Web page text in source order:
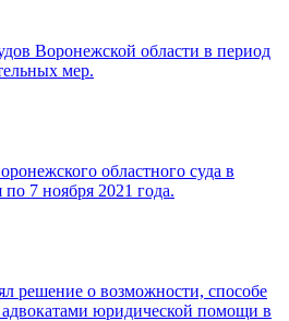
Воронежской области в период
мер.
областного суда в
по 7 ноября 2021 года.
решение о возможности, способе
адвокатами юридической помощи в